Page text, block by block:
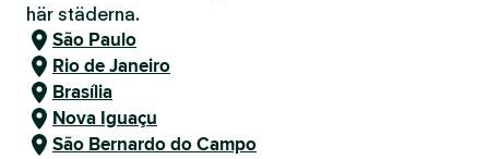
här städerna.
São Paulo
Rio de Janeiro
Brasília
Nova Iguaçu
São Bernardo do Campo